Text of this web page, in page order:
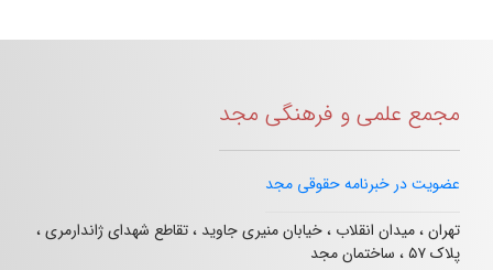
مجمع علمی و فرهنگی مجد
عضویت در خبرنامه حقوقی مجد
تهران ، میدان انقلاب ، خیابان منیری جاوید ، تقاطع شهدای ژاندارمری ،
پلاک ۵۷ ، ساختمان مجد